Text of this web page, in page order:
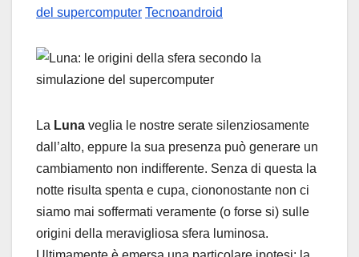
del supercomputer Tecnoandroid
La Luna veglia le nostre serate silenziosamente
dall’alto, eppure la sua presenza può generare un
cambiamento non indifferente. Senza di questa la
notte risulta spenta e cupa, ciononostante non ci
siamo mai soffermati veramente (o forse si) sulle
origini della meravigliosa sfera luminosa.